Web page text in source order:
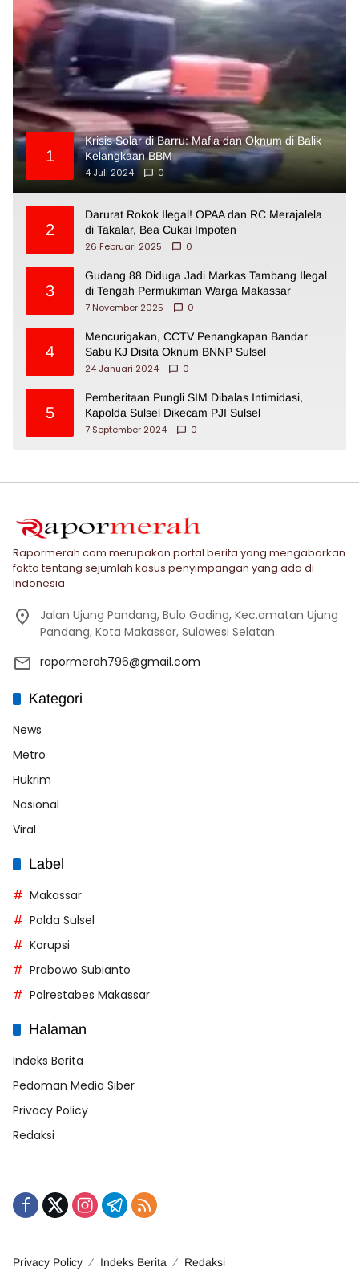
1
Krisis Solar di Barru: Mafia dan Oknum di Balik
Kelangkaan BBM
4 Juli 2024
0
2
Darurat Rokok Ilegal! OPAA dan RC Merajalela
di Takalar, Bea Cukai Impoten
26 Februari 2025
0
3
Gudang 88 Diduga Jadi Markas Tambang Ilegal
di Tengah Permukiman Warga Makassar
7 November 2025
0
4
Mencurigakan, CCTV Penangkapan Bandar
Sabu KJ Disita Oknum BNNP Sulsel
24 Januari 2024
0
5
Pemberitaan Pungli SIM Dibalas Intimidasi,
Kapolda Sulsel Dikecam PJI Sulsel
7 September 2024
0
Rapormerah.com merupakan portal berita yang mengabarkan
fakta tentang sejumlah kasus penyimpangan yang ada di
Indonesia
Jalan Ujung Pandang, Bulo Gading, Kec.amatan Ujung
Pandang, Kota Makassar, Sulawesi Selatan
rapormerah796@gmail.com
Kategori
News
Metro
Hukrim
Nasional
Viral
Label
Makassar
Polda Sulsel
Korupsi
Prabowo Subianto
Polrestabes Makassar
Halaman
Indeks Berita
Pedoman Media Siber
Privacy Policy
Redaksi
Privacy Policy Indeks Berita Redaksi